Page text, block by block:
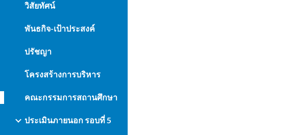
วิสัยทัศน์
พันธกิจ-เป้าประสงค์
ปรัชญา
โครงสร้างการบริหาร
คณะกรรมการสถานศึกษา
ประเมินภายนอก รอบที่ 5